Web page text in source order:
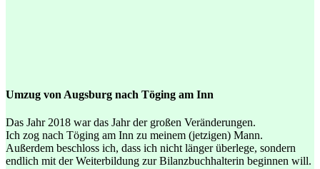
Umzug von Augsburg nach Töging am Inn
Das Jahr 2018 war das Jahr der großen Veränderungen.
Ich zog nach Töging am Inn zu meinem (jetzigen) Mann.
Außerdem beschloss ich, dass ich nicht länger überlege, sondern
endlich mit der Weiterbildung zur Bilanzbuchhalterin beginnen will.